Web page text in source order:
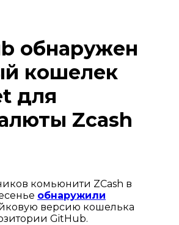
обнаружен
кошелек
для
Zcash
комьюнити ZCash в
обнаружили
версию кошелька
GitHub.